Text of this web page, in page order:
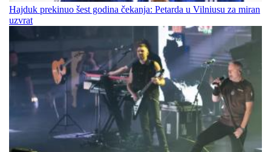
Hajduk prekinuo šest godina čekanja: Petarda u Vilniusu za miran
uzvrat